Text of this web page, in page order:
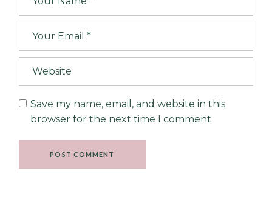
Save my name, email, and website in this
browser for the next time I comment.
POST COMMENT